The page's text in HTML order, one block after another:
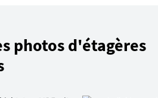
photos d'étagères